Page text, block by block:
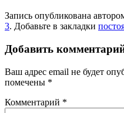
Запись опубликована
3. Добавьте в закладки
Добавить
Ваш адрес email не будет
помечены *
Комментарий *